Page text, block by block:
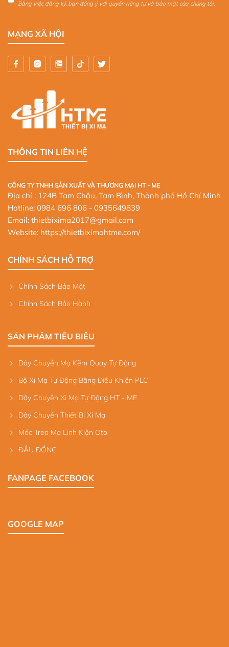
Bằng việc đăng ký, bạn đồng ý với quyền riêng tư và bảo mật của chúng tôi.
MẠNG XÃ HỘI
THÔNG TIN LIÊN HỆ
CÔNG TY TNHH SẢN XUẤT VÀ THƯƠNG MẠI HT - ME
Địa chỉ : 124B Tam Châu, Tam Bình, Thành phố Hồ Chí Minh
Hotline: 0984 696 806 - 0935649839
Email: thietbixima2017@gmail.com
Website: https://thietbiximahtme.com/
CHÍNH SÁCH HỖ TRỢ
Chính Sách Bảo Mật
Chính Sách Bảo Hành
SẢN PHẨM TIÊU BIỂU
Dây Chuyền Mạ Kẽm Quay Tự Động
Bộ Xi Mạ Tự Động Bằng Điều Khiển PLC
Dây Chuyền Xi Mạ Tự Động HT - ME
Dây Chuyền Thiết Bị Xi Mạ
Móc Treo Mạ Linh Kiện Oto
ĐẦU ĐỒNG
FANPAGE FACEBOOK
GOOGLE MAP